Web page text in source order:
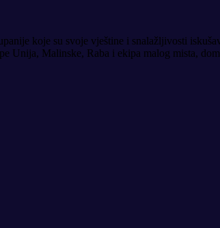
koje su svoje vještine i snalažljivosti
Unija, Malinske, Raba i ekipa malog mista,